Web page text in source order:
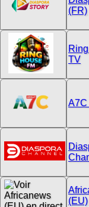
(FR)
TV
A7C
(EU)